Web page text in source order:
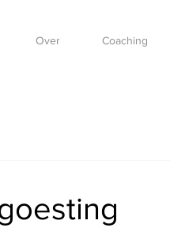
Over Coaching